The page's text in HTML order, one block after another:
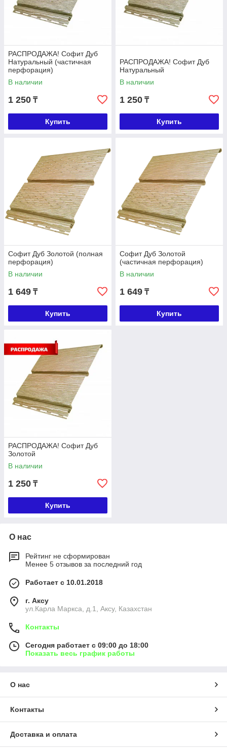
РАСПРОДАЖА! Софит Дуб
Натуральный (частичная
перфорация)
В наличии
1 250 ₸
Купить
РАСПРОДАЖА! Софит Дуб
Натуральный
В наличии
1 250 ₸
Купить
Софит Дуб Золотой (полная
перфорация)
В наличии
1 649 ₸
Купить
Софит Дуб Золотой
(частичная перфорация)
В наличии
1 649 ₸
Купить
РАСПРОДАЖА! Софит Дуб
Золотой
В наличии
1 250 ₸
Купить
О нас
Рейтинг не сформирован
Менее 5 отзывов за последний год
Работает с 10.01.2018
г. Аксу
ул.Карла Маркса, д.1, Аксу, Казахстан
Контакты
Сегодня работает с 09:00 до 18:00
Показать весь график работы
О нас
Контакты
Доставка и оплата